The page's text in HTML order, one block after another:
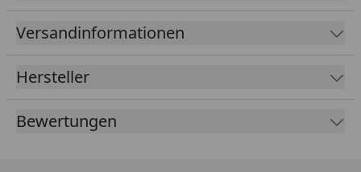
geringen Verschleiß an der Bremsscheibe. Damit ist
sie die ideale Wahl für Alltag, Pendelstrecke und Tour.
durchlaufen eine strenge Qualitätskontrolle und sind
exakt auf die jeweilige Bremsanlage abgestimmt – für
passgenaue Montage ohne Nacharbeit. SBS aus
Versandinformationen
Hersteller
Bewertungen